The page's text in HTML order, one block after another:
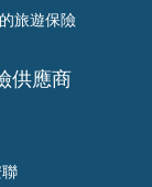
旅遊保險
供應商